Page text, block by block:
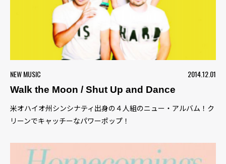
NEW MUSIC
2014.12.01
Walk the Moon / Shut Up and Dance
米オハイオ州シンシナティ出身の４人組のニュー・アルバム！ク
リーンでキャッチーなパワーポップ！